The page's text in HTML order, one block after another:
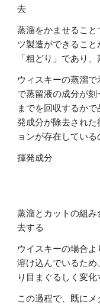
去
蒸溜をかませるこ
ツ製造ができるこ
「粗どり」であり
ウィスキーの蒸溜で
で蒸留液の成分が刻
までを回収するか
発成分が除去され
ョンが存在している
揮発成分
蒸溜とカットの組
去する
ウイスキーの場合
溶け込んでいるため
り目まぐるしく変化
この過程で、既に